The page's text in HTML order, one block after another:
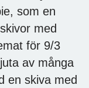
som en
med
för 9/3
av många
en skiva med